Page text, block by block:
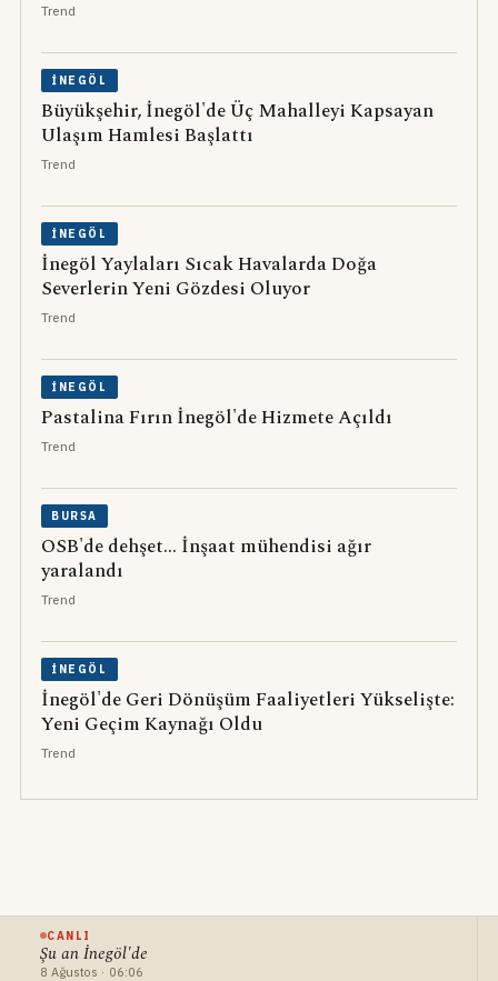
Trend
İNEGÖL
Büyükşehir, İnegöl'de Üç Mahalleyi Kapsayan
Ulaşım Hamlesi Başlattı
Trend
İNEGÖL
İnegöl Yaylaları Sıcak Havalarda Doğa
Severlerin Yeni Gözdesi Oluyor
Trend
İNEGÖL
Pastalina Fırın İnegöl'de Hizmete Açıldı
Trend
BURSA
OSB'de dehşet... İnşaat mühendisi ağır
yaralandı
Trend
İNEGÖL
İnegöl'de Geri Dönüşüm Faaliyetleri Yükselişte:
Yeni Geçim Kaynağı Oldu
Trend
CANLI
Şu an İnegöl'de
8 Ağustos · 06:06